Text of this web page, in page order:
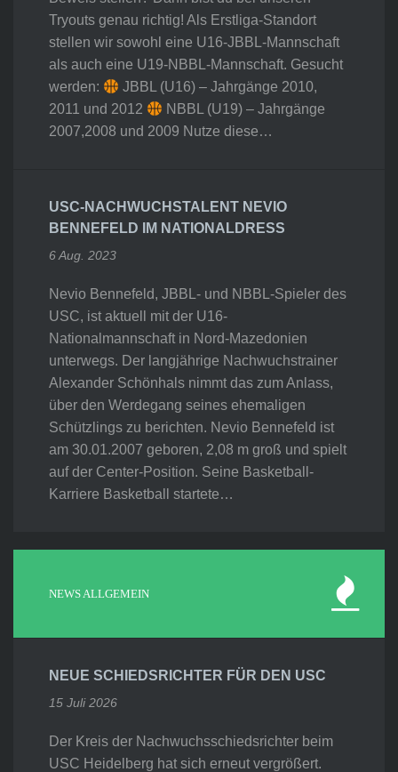
Tryouts genau richtig! Als Erstliga-Standort
stellen wir sowohl eine U16-JBBL-Mannschaft
als auch eine U19-NBBL-Mannschaft. Gesucht
werden:
JBBL (U16) – Jahrgänge 2010,
2011 und 2012
NBBL (U19) – Jahrgänge
2007,2008 und 2009 Nutze diese…
USC-NACHWUCHSTALENT NEVIO
BENNEFELD IM NATIONALDRESS
6 Aug. 2023
Nevio Bennefeld, JBBL- und NBBL-Spieler des
USC, ist aktuell mit der U16-
Nationalmannschaft in Nord-Mazedonien
unterwegs. Der langjährige Nachwuchstrainer
Alexander Schönhals nimmt das zum Anlass,
über den Werdegang seines ehemaligen
Schützlings zu berichten. Nevio Bennefeld ist
am 30.01.2007 geboren, 2,08 m groß und spielt
auf der Center-Position. Seine Basketball-
Karriere Basketball startete…
NEWS ALLGEMEIN
NEUE SCHIEDSRICHTER FÜR DEN USC
15 Juli 2026
Der Kreis der Nachwuchsschiedsrichter beim
USC Heidelberg hat sich erneut vergrößert.